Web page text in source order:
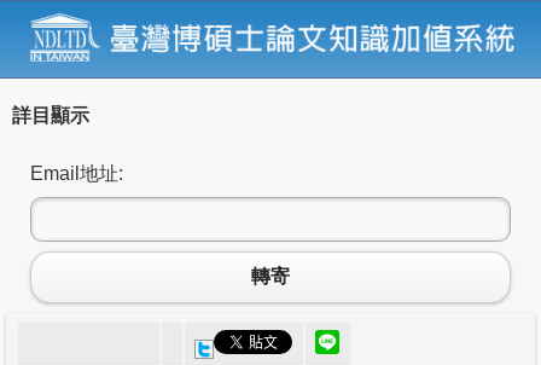
詳目顯示
Email地址:
轉寄